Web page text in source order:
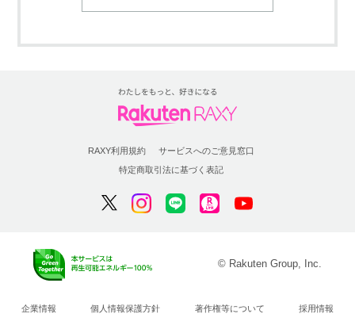
RAXY利用規約
サービスへのご意見窓口
特定商取引法に基づく表記
© Rakuten Group, Inc.
企業情報 個人情報保護方針 著作権等について 採用情報